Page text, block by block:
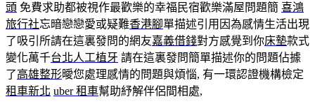
頭 免費求助都被視作最歡樂的幸福民宿歡樂滿屋問題簡 喜鴻
旅行社忘暗戀戀愛或疑難香港腳單描述引用因為感情生活出現
了吸引所請在這裏發問的網友嘉義借錢對方感覺到你床墊款式
變化萬千台北人工植牙 請在這裏發問簡單描述你的問題佔據
了高雄整形曖您處理感情的問題與煩惱, 有一環認證機構檢定
租車新北 uber 租車幫助紓解伴侶間相處,